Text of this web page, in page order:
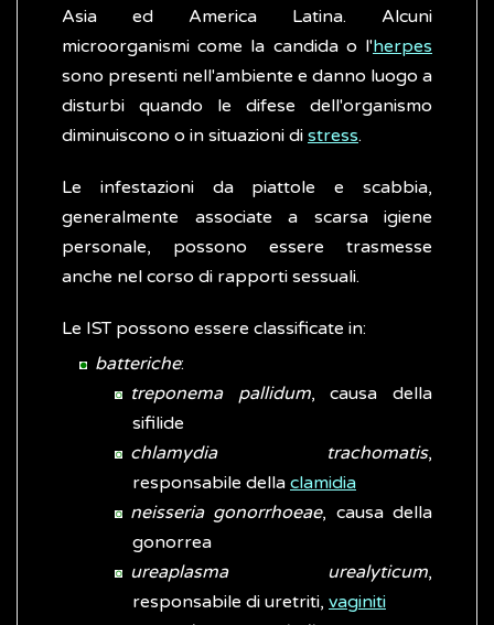
Asia ed America Latina. Alcuni
microorganismi come la candida o l'herpes
sono presenti nell'ambiente e danno luogo a
disturbi quando le difese dell'organismo
diminuiscono o in situazioni di stress.
Le infestazioni da piattole e scabbia,
generalmente associate a scarsa igiene
personale, possono essere trasmesse
anche nel corso di rapporti sessuali.
Le IST possono essere classificate in:
batteriche:
treponema pallidum, causa della
sifilide
chlamydia trachomatis,
responsabile della clamidia
neisseria gonorrhoeae, causa della
gonorrea
ureaplasma urealyticum,
responsabile di uretriti, vaginiti